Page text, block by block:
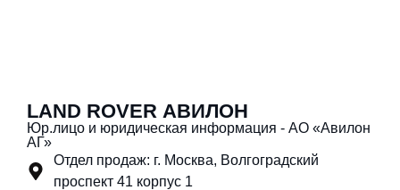
LAND ROVER АВИЛОН
Юр.лицо и юридическая информация - АО «Авилон
АГ»
Отдел продаж: г. Москва, Волгоградский
проспект 41 корпус 1